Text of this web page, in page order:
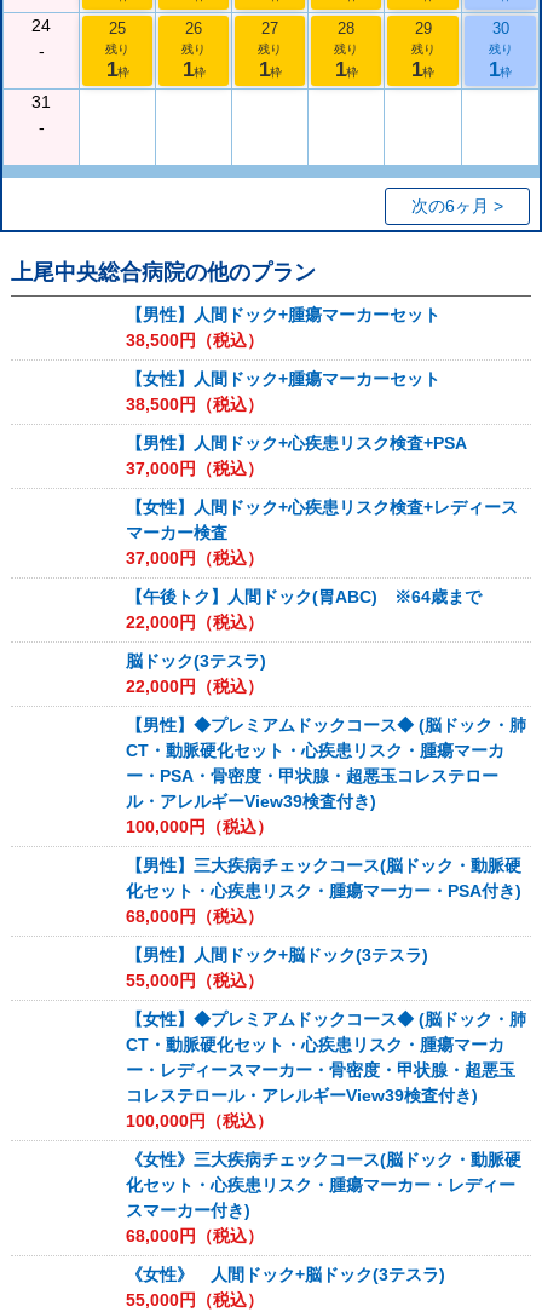
24
-
25
残り
1枠
26
残り
1枠
27
残り
1枠
28
残り
1枠
29
残り
1枠
30
残り
1枠
31
-
次の6ヶ月 >
上尾中央総合病院の他のプラン
【男性】人間ドック+腫瘍マーカーセット
38,500円（税込）
【女性】人間ドック+腫瘍マーカーセット
38,500円（税込）
【男性】人間ドック+心疾患リスク検査+PSA
37,000円（税込）
【女性】人間ドック+心疾患リスク検査+レディース
マーカー検査
37,000円（税込）
【午後トク】人間ドック(胃ABC) ※64歳まで
22,000円（税込）
脳ドック(3テスラ)
22,000円（税込）
【男性】◆プレミアムドックコース◆ (脳ドック・肺
CT・動脈硬化セット・心疾患リスク・腫瘍マーカ
ー・PSA・骨密度・甲状腺・超悪玉コレステロー
ル・アレルギーView39検査付き)
100,000円（税込）
【男性】三大疾病チェックコース(脳ドック・動脈硬
化セット・心疾患リスク・腫瘍マーカー・PSA付き)
68,000円（税込）
【男性】人間ドック+脳ドック(3テスラ)
55,000円（税込）
【女性】◆プレミアムドックコース◆ (脳ドック・肺
CT・動脈硬化セット・心疾患リスク・腫瘍マーカ
ー・レディースマーカー・骨密度・甲状腺・超悪玉
コレステロール・アレルギーView39検査付き)
100,000円（税込）
《女性》三大疾病チェックコース(脳ドック・動脈硬
化セット・心疾患リスク・腫瘍マーカー・レディー
スマーカー付き)
68,000円（税込）
《女性》 人間ドック+脳ドック(3テスラ)
55,000円（税込）